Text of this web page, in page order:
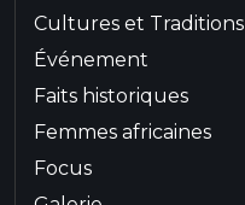
Cultures et Traditions
Événement
Faits historiques
Femmes africaines
Focus